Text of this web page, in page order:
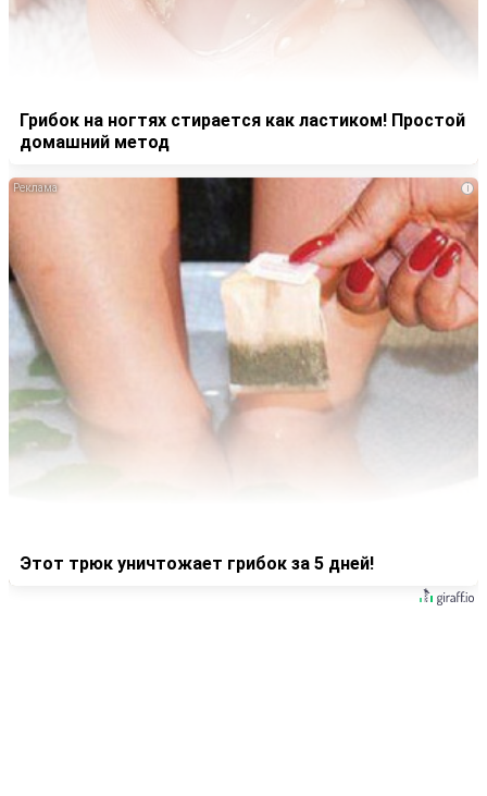
Грибок на ногтях стирается как ластиком! Простой
домашний метод
i
Этот трюк уничтожает грибок за 5 дней!